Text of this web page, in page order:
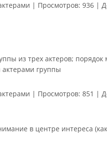
| Просмотров: 936 |
из трех актеров;
группы
| Просмотров: 851 |
в центре интереса